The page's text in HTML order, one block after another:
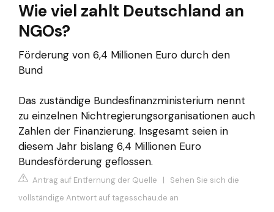
Wie viel zahlt Deutschland an
NGOs?
Förderung von 6,4 Millionen Euro durch den
Bund
Das zuständige Bundesfinanzministerium nennt
zu einzelnen Nichtregierungsorganisationen auch
Zahlen der Finanzierung. Insgesamt seien in
diesem Jahr bislang 6,4 Millionen Euro
Bundesförderung geflossen.
Antrag auf Entfernung der Quelle | Sehen Sie sich die
vollständige Antwort auf tagesschau.de an